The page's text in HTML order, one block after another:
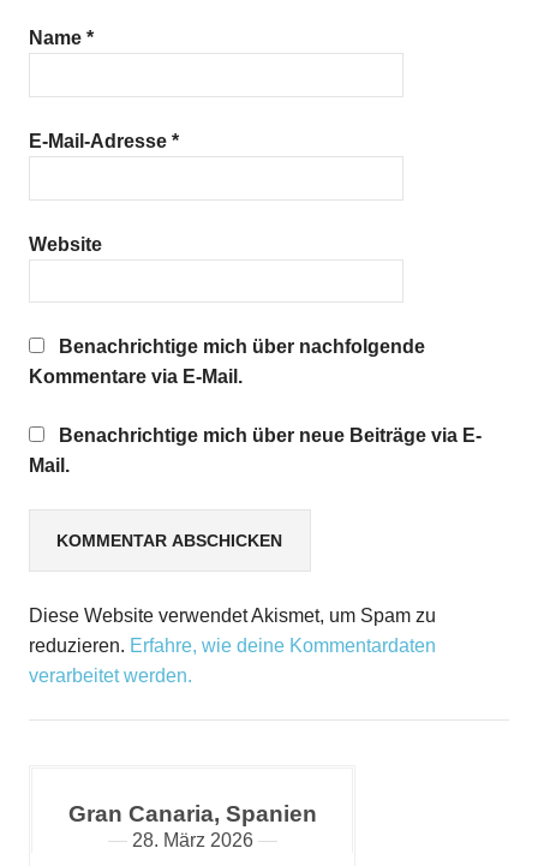
Name *
E-Mail-Adresse *
Website
Benachrichtige mich über nachfolgende
Kommentare via E-Mail.
Benachrichtige mich über neue Beiträge via E-
Mail.
Diese Website verwendet Akismet, um Spam zu
reduzieren. Erfahre, wie deine Kommentardaten
verarbeitet werden.
Gran Canaria, Spanien
28. März 2026